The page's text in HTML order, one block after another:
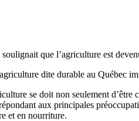
que l’agriculture est
dite durable au Québec
se doit non seulement
aux principales
et en nourriture.